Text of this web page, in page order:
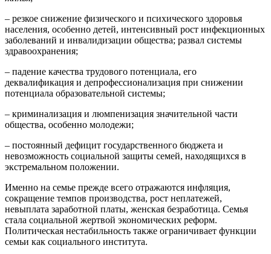
– резкое снижение физического и психического здоровья
населения, особенно детей, интенсивный рост инфекционных
заболеваний и инвалидизации обще­ства; развал системы
здравоохранения;
– падение качества трудового потенциала, его
деквалификация и депрофессионализация при сниже­нии
потенциала образовательной системы;
– криминализация и люмпенизация значительной части
общества, особенно молодежи;
– постоянный дефицит государственного бюдже­та и
невозможность социальной защиты семей, нахо­дящихся в
экстремальном положении.
Именно на семье прежде всего отражаются ин­фляция,
сокращение темпов производства, рост непла­тежей,
невыплата заработной платы, женская безрабо­тица. Семья
стала социальной жертвой экономических реформ.
Политическая нестабильность также ограни­чивает функции
семьи как социального института.